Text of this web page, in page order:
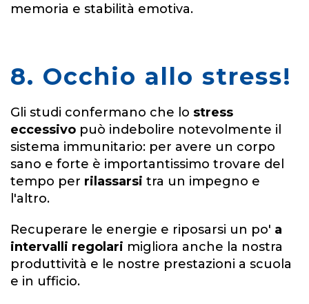
memoria e stabilità emotiva.
8. Occhio allo stress!
Gli studi confermano che lo stress
eccessivo può indebolire notevolmente il
sistema immunitario: per avere un corpo
sano e forte è importantissimo trovare del
tempo per rilassarsi tra un impegno e
l'altro.
Recuperare le energie e riposarsi un po' a
intervalli regolari migliora anche la nostra
produttività e le nostre prestazioni a scuola
e in ufficio.